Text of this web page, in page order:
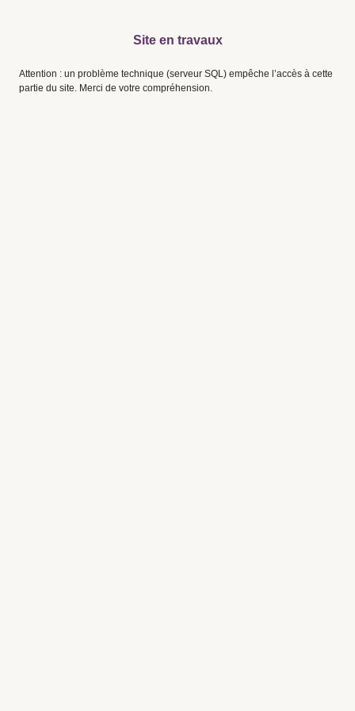
Site en travaux
Attention : un problème technique (serveur SQL) empêche l’accès à cette
partie du site. Merci de votre compréhension.